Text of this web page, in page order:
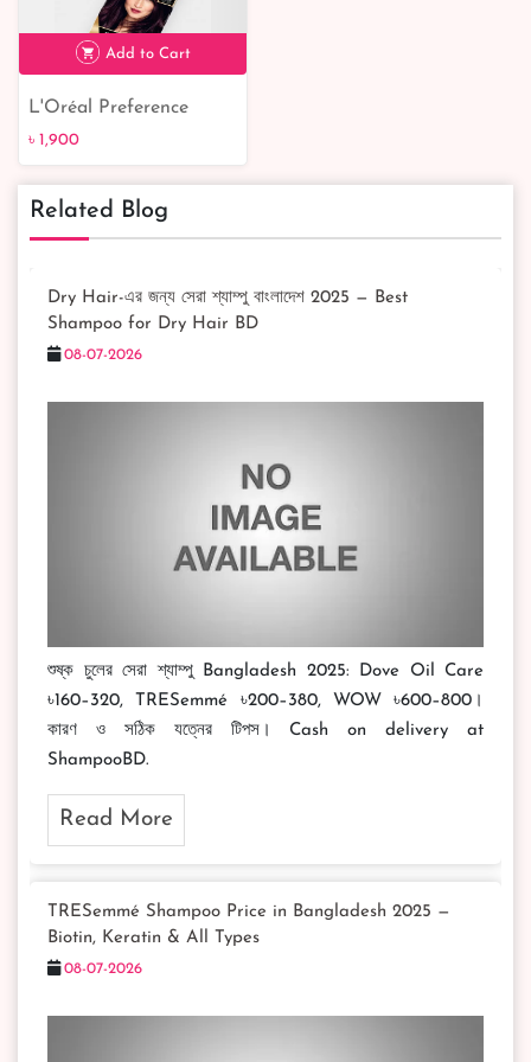
14% off
৳ 1,900
Add to Cart
L'Oréal Preference
Infinia 4.26 Pure
৳ 1,900
Related Blog
Dry Hair-এর জন্য সেরা শ্যাম্পু বাংলাদেশ 2025 — Best
Shampoo for Dry Hair BD
08-07-2026
শুষ্ক চুলের সেরা শ্যাম্পু Bangladesh 2025: Dove Oil Care
৳160–320, TRESemmé ৳200–380, WOW ৳600–800।
কারণ ও সঠিক যত্নের টিপস। Cash on delivery at
ShampooBD.
Read More
TRESemmé Shampoo Price in Bangladesh 2025 —
Biotin, Keratin & All Types
08-07-2026